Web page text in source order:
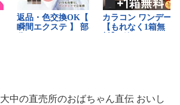
大中の直売所のおばちゃん直伝 おいし